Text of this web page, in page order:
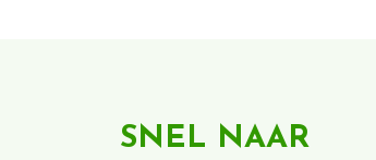
SNEL NAAR